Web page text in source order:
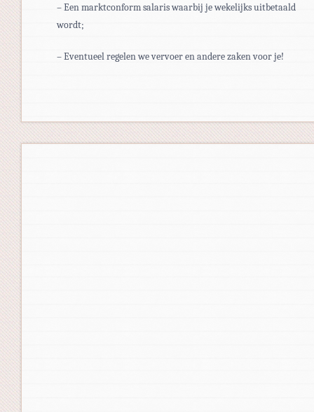
– Een marktconform salaris waarbij je wekelijks uitbetaald
wordt;
– Eventueel regelen we vervoer en andere zaken voor je!